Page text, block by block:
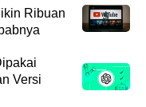
Ribuan
Versi